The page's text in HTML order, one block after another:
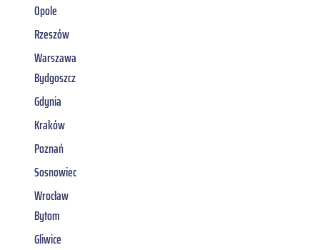
Opole
Rzeszów
Warszawa
Bydgoszcz
Gdynia
Kraków
Poznań
Sosnowiec
Wrocław
Bytom
Gliwice